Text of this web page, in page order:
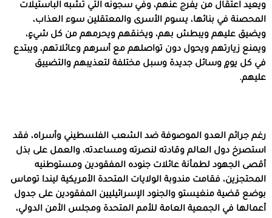
ويعيد اعتقال من يفرج عنهم، وفي سجونه التي تشبه الباستيلات
المحصنة في بنائها، يسوم الأسرى والمعتقلين سوء العذاب،
ويضيق عليهم ويبطش بهم، ويخنقهم ويحرمهم من كل شيءٍ،
ويمنع زيارتهم ويحول دون تواصلهم مع أسرهم وعائلاتهم، ويبتدع
في كل يومٍ وسائل جديدة وسبل مختلفة لتعذيبهم والتضييق
عليهم.
رغم جرائم العدو الموصوفة ضد الشعب الفلسطيني وأسراه، فقد
استصرخ دول العالم وقادته لنصرته ومساعدته، والعمل على بذل
أقصى الجهود لطمأنة عائلات جنوده المفقودين ومستوطنيه
المحتجزين، فقامت مندوبة الولايات المتحدة الأمريكية ليندا توماس
بوضع قضية منغيستو والجنود الإسرائيليين المفقودين على جدول
أعمالها في الجمعية العامة للأمم المتحدة ومجلس الأمن الدولي،